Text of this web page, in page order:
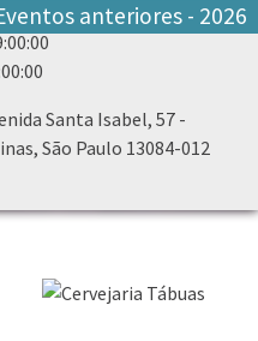
anteriores - 2026
Santa Isabel, 57 -
São Paulo 13084-012